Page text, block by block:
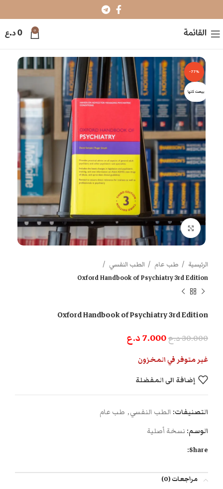
القائمة 0
0د.ع
-77%
بيعت كلها
اضغط للتكبير
الرئيسية طب عام
الطب النفسي
Oxford Handbook of Psychiatry 3rd Edition
Oxford Handbook of Psychiatry 3rd Edition
30.000د.ع7.000د.ع
غير متوفر في المخزون
إضافة الى المفضلة
التصنيفات: الطب النفسي, طب عام
الوسم: نسخة أصلية
Share:
مراجعات (0)